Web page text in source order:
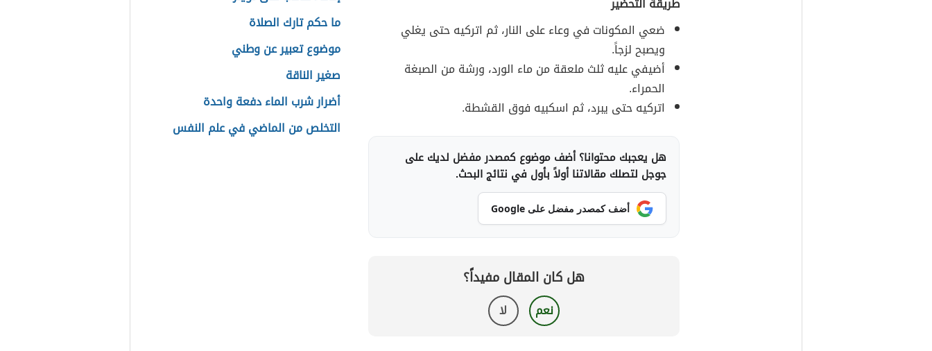
ضعي المكونات في وعاء على النار، ثم اتركيه حتى يغلي
ويصبح لزجاً.
أضيفي عليه ثلث ملعقة من ماء الورد، ورشة من الصبغة
الحمراء.
اتركيه حتى يبرد، ثم اسكبيه فوق القشطة.
هل يعجبك محتوانا؟ أضف موضوع كمصدر مفضل لديك على
جوجل لتصلك مقالاتنا أولاً بأول في نتائج البحث.
أضف كمصدر مفضل على Google
هل كان المقال مفيداً؟
نعم لا
ما حكم تارك الصلاة
موضوع تعبير عن وطني
صغير الناقة
أضرار شرب الماء دفعة واحدة
التخلص من الماضي في علم النفس